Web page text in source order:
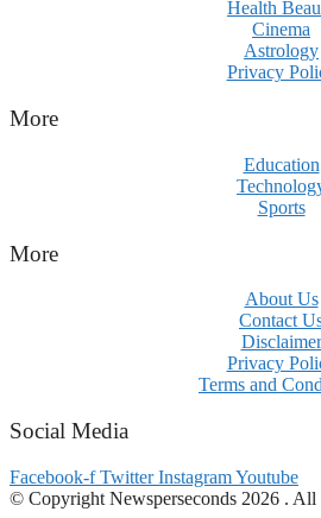
Health
Cinema
Astrology
Privacy
More
Education
Sports
More
About Us
Contact
Disclaimer
Privacy
Terms and
Social Media
Facebook-f Twitter InstagramYoutube
© Copyright Newsperseconds 2026 . All